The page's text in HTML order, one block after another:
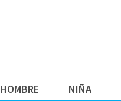
HOMBRE NIÑA